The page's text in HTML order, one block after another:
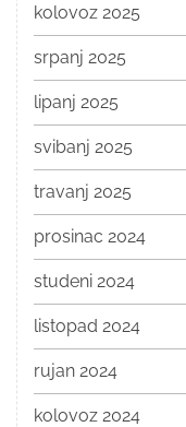
kolovoz 2025
srpanj 2025
lipanj 2025
svibanj 2025
travanj 2025
prosinac 2024
studeni 2024
listopad 2024
rujan 2024
kolovoz 2024